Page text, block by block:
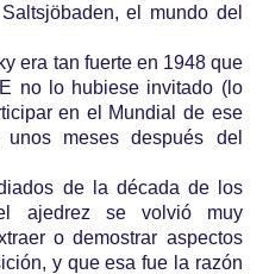
el mundo del
era tan fuerte en 1948 que
no lo hubiese invitado (lo
en el Mundial de ese
meses después del
de la década de los
ajedrez se volvió muy
o demostrar aspectos
y que esa fue la razón